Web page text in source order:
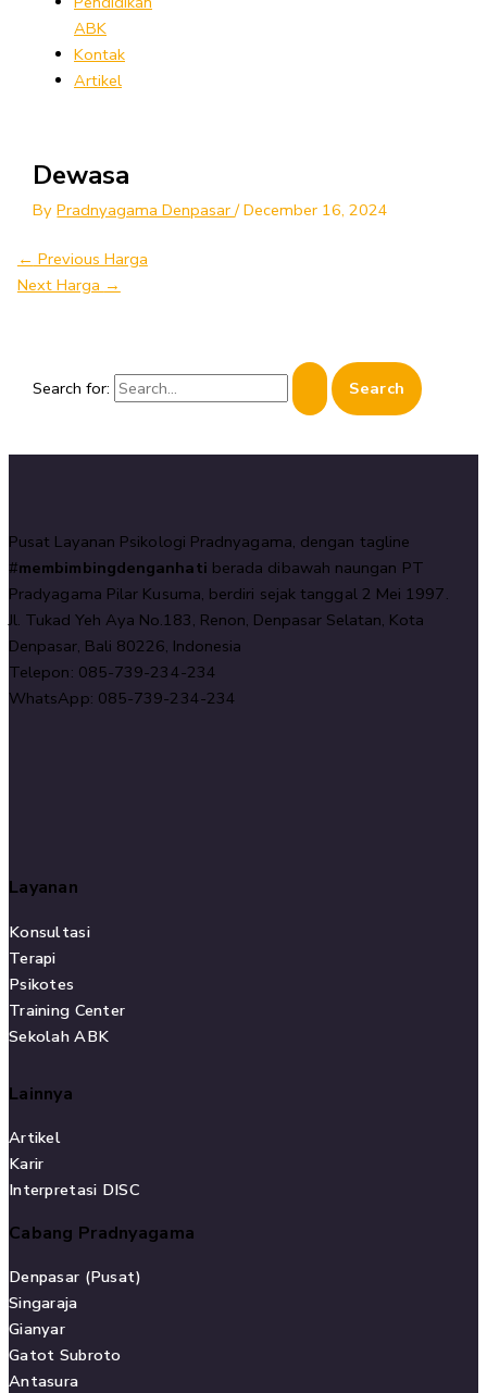
ABK
Kontak
Artikel
Dewasa
ByPradnyagama Denpasar/December 16, 2024
← Previous Harga
Next Harga →
Search for:
Pusat Layanan Psikologi Pradnyagama, dengan tagline
#membimbingdenganhati berada dibawah naungan PT
Pradyagama Pilar Kusuma, berdiri sejak tanggal 2 Mei 1997.
Jl. Tukad Yeh Aya No.183, Renon, Denpasar Selatan, Kota
Denpasar, Bali 80226, Indonesia
Telepon: 085-739-234-234
WhatsApp: 085-739-234-234
Layanan
Konsultasi
Terapi
Psikotes
Training Center
Sekolah ABK
Lainnya
Artikel
Karir
Interpretasi DISC
Cabang Pradnyagama
Denpasar (Pusat)
Singaraja
Gianyar
Gatot Subroto
Antasura